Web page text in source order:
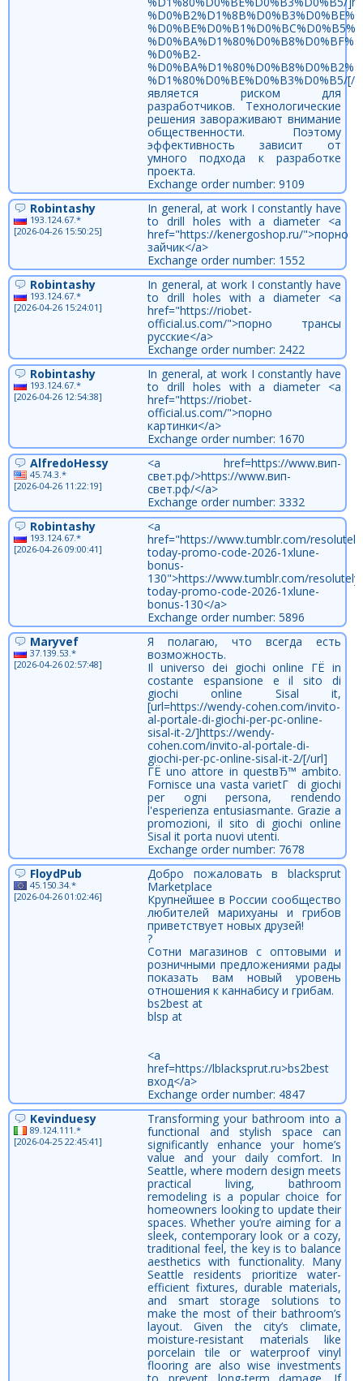
%D0%B2-
%D1%80%D0%BE%D0%B3%D0%B5/[/
является риском для
разработчиков. Технологические
решения завораживают внимание
общественности. Поэтому
эффективность зависит от
умного подхода к разработке
проекта.
Exchange order number: 9109
Robintashy
193.124.67.*
[2026-04-26 15:50:25]
In general, at work I constantly have
to drill holes with a diameter <a
href="https://kenergoshop.ru/">порно
зайчик</a>
Exchange order number: 1552
Robintashy
193.124.67.*
[2026-04-26 15:24:01]
In general, at work I constantly have
to drill holes with a diameter <a
href="https://riobet-
official.us.com/">порно трансы
русские</a>
Exchange order number: 2422
Robintashy
193.124.67.*
[2026-04-26 12:54:38]
In general, at work I constantly have
to drill holes with a diameter <a
href="https://riobet-
official.us.com/">порно
картинки</a>
Exchange order number: 1670
AlfredoHessy
45.74.3.*
[2026-04-26 11:22:19]
<a href=https://www.вип-
свет.рф/>https://www.вип-
свет.рф/</a>
Exchange order number: 3332
Robintashy
193.124.67.*
[2026-04-26 09:00:41]
<a
href="https://www.tumblr.com/
today-promo-code-2026-1xlune-
bonus-
130">https://www.tumblr.com/
today-promo-code-2026-1xlune-
bonus-130</a>
Exchange order number: 5896
Maryvef
37.139.53.*
[2026-04-26 02:57:48]
Я полагаю, что всегда есть
возможность.
Il universo dei giochi online ГЁ in
costante espansione e il sito di
giochi online Sisal it,
[url=https://wendy-cohen.com/invito-
al-portale-di-giochi-per-pc-online-
sisal-it-2/]https://wendy-
cohen.com/invito-al-portale-di-
giochi-per-pc-online-sisal-it-2/[/url]
ГЁ uno attore in questвЂ™ ambito.
Fornisce una vasta varietГ di giochi
per ogni persona, rendendo
l'esperienza entusiasmante. Grazie a
promozioni, il sito di giochi online
Sisal it porta nuovi utenti.
Exchange order number: 7678
FloydPub
45.150.34.*
[2026-04-26 01:02:46]
Добро пожаловать в blacksprut
Marketplace
Крупнейшее в России сообщество
любителей марихуаны и грибов
приветствует новых друзей!
?
Сотни магазинов с оптовыми и
розничными предложениями рады
показать вам новый уровень
отношения к каннабису и грибам.
bs2best at
blsp at
<a
href=https://lblacksprut.ru>bs2best
вход</a>
Exchange order number: 4847
Kevinduesy
89.124.111.*
[2026-04-25 22:45:41]
Transforming your bathroom into a
functional and stylish space can
significantly enhance your home’s
value and your daily comfort. In
Seattle, where modern design meets
practical living, bathroom
remodeling is a popular choice for
homeowners looking to update their
spaces. Whether you’re aiming for a
sleek, contemporary look or a cozy,
traditional feel, the key is to balance
aesthetics with functionality. Many
Seattle residents prioritize water-
efficient fixtures, durable materials,
and smart storage solutions to
make the most of their bathroom’s
layout. Given the city’s climate,
moisture-resistant materials like
porcelain tile or waterproof vinyl
flooring are also wise investments